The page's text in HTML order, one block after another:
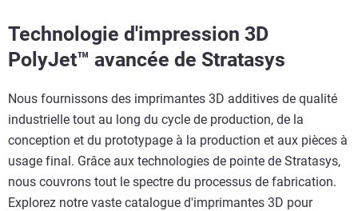
Technologie d'impression 3D
PolyJet™ avancée de Stratasys
Nous fournissons des imprimantes 3D additives de qualité
industrielle tout au long du cycle de production, de la
conception et du prototypage à la production et aux pièces à
usage final. Grâce aux technologies de pointe de Stratasys,
nous couvrons tout le spectre du processus de fabrication.
Explorez notre vaste catalogue d'imprimantes 3D pour